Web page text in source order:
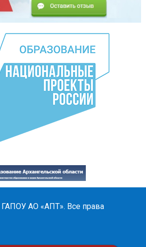
ГАПОУ АО «АПТ». Все права